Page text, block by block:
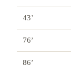
43’
76’
86’